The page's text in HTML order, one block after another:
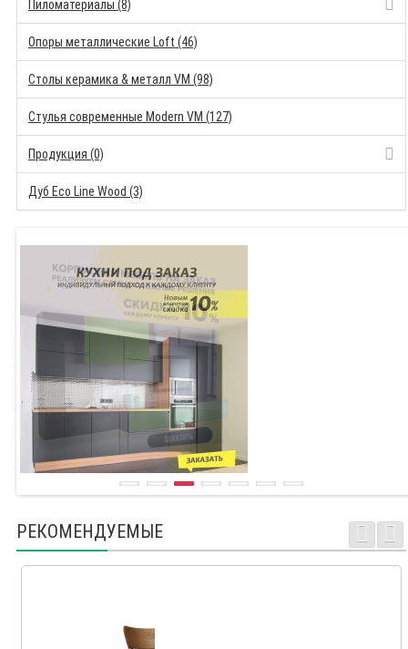
Пиломатериалы (8)
Опоры металлические Loft (46)
Столы керамика & металл VM (98)
Стулья современные Modern VM (127)
Продукция (0)
Дуб Eco Line Wood (3)
РЕКОМЕНДУЕМЫЕ